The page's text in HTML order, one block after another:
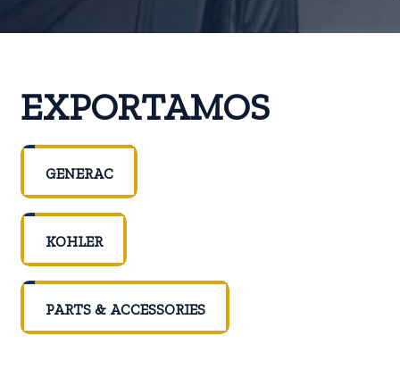
EXPORTAMOS
GENERAC
KOHLER
PARTS & ACCESSORIES